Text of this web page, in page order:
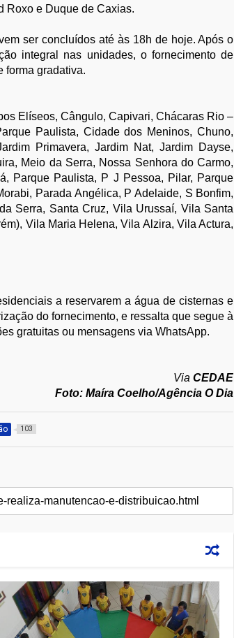
Roxo e Duque de Caxias.
ser concluídos até às 18h de hoje. Após o
integral nas unidades, o fornecimento de
forma gradativa.
Elíseos, Cângulo, Capivari, Chácaras Rio –
Paulista, Cidade dos Meninos, Chuno,
Primavera, Jardim Nat, Jardim Dayse,
Meio da Serra, Nossa Senhora do Carmo,
Parque Paulista, P J Pessoa, Pilar, Parque
Parada Angélica, P Adelaide, S Bonfim,
Serra, Santa Cruz, Vila Urussaí, Vila Santa
Vila Maria Helena, Vila Alzira, Vila Actura,
a reservarem a água de cisternas e
do fornecimento, e ressalta que segue à
gratuitas ou mensagens via WhatsApp.
ViaCEDAE
Foto: Maíra Coelho/Agência O Dia
103